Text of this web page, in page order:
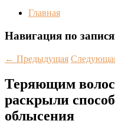
Главная
Навигация по
← Предыдущая
Теряющим
раскрыли
облысения